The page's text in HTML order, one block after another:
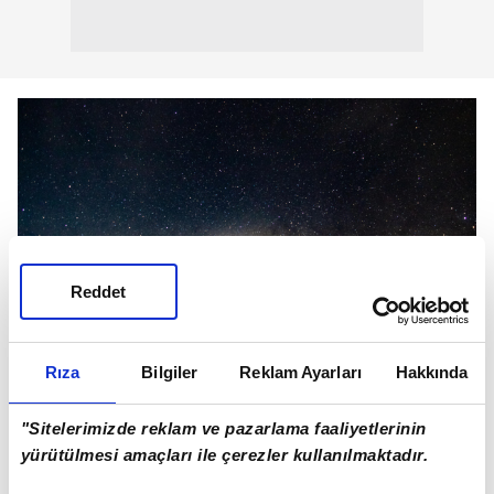
Rıza Bilgiler Reklam Ayarları Hakkında
"Sitelerimizde reklam ve pazarlama faaliyetlerinin
yürütülmesi amaçları ile çerezler kullanılmaktadır.
Reddet
M77'nin merkezindeki kara deliğin Güneş'ten 8 milyon
kat daha büyük olduğu belirlendi.